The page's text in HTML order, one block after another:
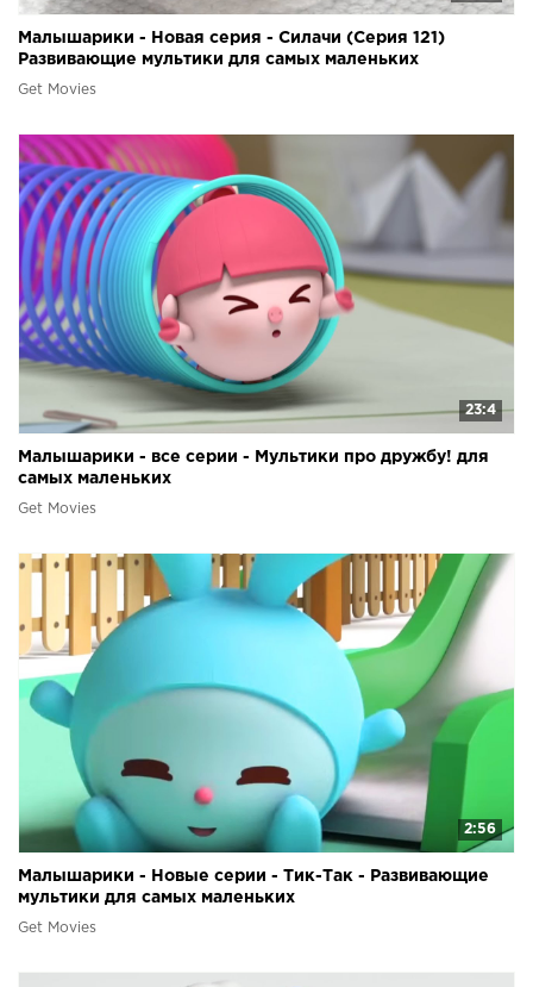
Малышарики - Новая серия - Силачи (Серия 121)
Развивающие мультики для самых маленьких
Get Movies
23:4
Малышарики - все серии - Мультики про дружбу! для
самых маленьких
Get Movies
2:56
Малышарики - Новые серии - Тик-Так - Развивающие
мультики для самых маленьких
Get Movies